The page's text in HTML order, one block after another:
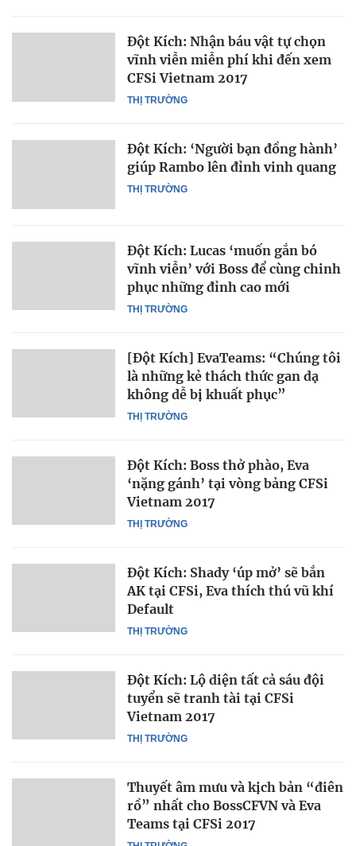
THỊ TRƯỜNG
Đột Kích: Nhận báu vật tự chọn
vĩnh viễn miễn phí khi đến xem
CFSi Vietnam 2017
THỊ TRƯỜNG
Đột Kích: ‘Người bạn đồng hành’
giúp Rambo lên đỉnh vinh quang
THỊ TRƯỜNG
Đột Kích: Lucas ‘muốn gắn bó
vĩnh viễn’ với Boss để cùng chinh
phục những đỉnh cao mới
THỊ TRƯỜNG
[Đột Kích] EvaTeams: “Chúng tôi
là những kẻ thách thức gan dạ
không dễ bị khuất phục”
THỊ TRƯỜNG
Đột Kích: Boss thở phào, Eva
‘nặng gánh’ tại vòng bảng CFSi
Vietnam 2017
THỊ TRƯỜNG
Đột Kích: Shady ‘úp mở’ sẽ bắn
AK tại CFSi, Eva thích thú vũ khí
Default
THỊ TRƯỜNG
Đột Kích: Lộ diện tất cả sáu đội
tuyển sẽ tranh tài tại CFSi
Vietnam 2017
Thuyết âm mưu và kịch bản “điên
rồ” nhất cho BossCFVN và Eva
Teams tại CFSi 2017